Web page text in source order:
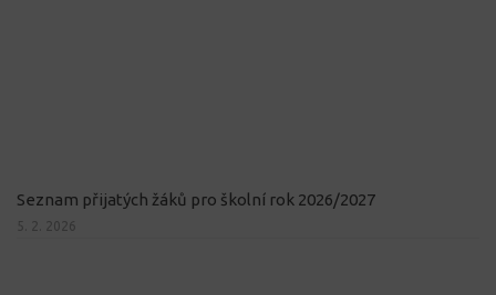
Seznam přijatých žáků pro školní rok 2026/2027
5. 2. 2026